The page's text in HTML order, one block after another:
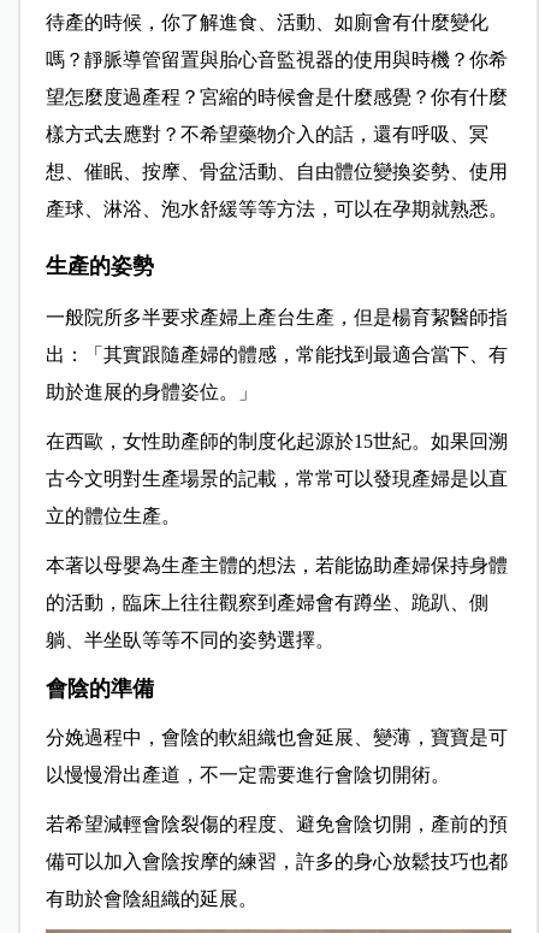
待產的時候，你了解進食、活動、如廁會有什麼變化
嗎？靜脈導管留置與胎心音監視器的使用與時機？你希
望怎麼度過產程？宮縮的時候會是什麼感覺？你有什麼
樣方式去應對？不希望藥物介入的話，還有呼吸、冥
想、催眠、按摩、骨盆活動、自由體位變換姿勢、使用
產球、淋浴、泡水舒緩等等方法，可以在孕期就熟悉。
生產的姿勢
一般院所多半要求產婦上產台生產，但是楊育絜醫師指
出：「其實跟隨產婦的體感，常能找到最適合當下、有
助於進展的身體姿位。」
在西歐，女性助產師的制度化起源於15世紀。如果回溯
古今文明對生產場景的記載，常常可以發現產婦是以直
立的體位生產。
本著以母嬰為生產主體的想法，若能協助產婦保持身體
的活動，臨床上往往觀察到產婦會有蹲坐、跪趴、側
躺、半坐臥等等不同的姿勢選擇。
會陰的準備
分娩過程中，會陰的軟組織也會延展、變薄，寶寶是可
以慢慢滑出產道，不一定需要進行會陰切開術。
若希望減輕會陰裂傷的程度、避免會陰切開，產前的預
備可以加入會陰按摩的練習，許多的身心放鬆技巧也都
有助於會陰組織的延展。